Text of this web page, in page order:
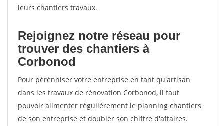
leurs chantiers travaux.
Rejoignez notre réseau pour
trouver des chantiers à
Corbonod
Pour pérénniser votre entreprise en tant qu'artisan
dans les travaux de rénovation Corbonod, il faut
pouvoir alimenter régulièrement le planning chantiers
de son entreprise et doubler son chiffre d'affaires.